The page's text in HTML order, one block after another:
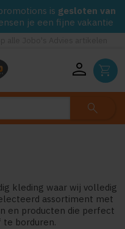
is gesloten van
je een fijne vakantie
person shopping_cart
search
kleding waar wij volledig
assortiment met
en producten die perfect
borduren.